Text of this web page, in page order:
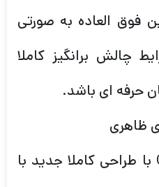
فوق العاده به صورتی
چالش برانگیز کاملا
حرفه ای باشد.
ظاهری
دوربین Canon EOS R3 با طراحی کاملا جدید با